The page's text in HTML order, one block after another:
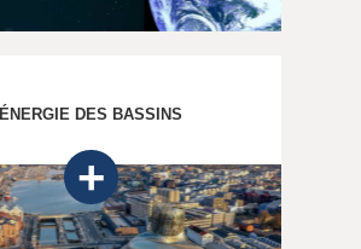
ÉNERGIE DES BASSINS